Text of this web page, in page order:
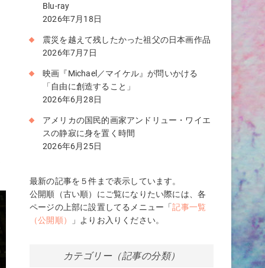
Blu-ray
2026年7月18日
震災を越えて残したかった祖父の日本画作品
2026年7月7日
映画『Michael／マイケル』が問いかける
「自由に創造すること」
2026年6月28日
アメリカの国民的画家アンドリュー・ワイエ
スの静寂に身を置く時間
2026年6月25日
最新の記事を５件まで表示しています。
公開順（古い順）にご覧になりたい際には、各
ページの上部に設置してるメニュー「記事一覧
（公開順）
」よりお入りください。
カテゴリー（記事の分類）